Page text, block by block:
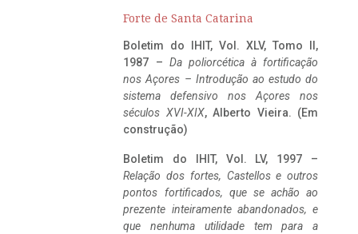
Forte de Santa Catarina
Boletim do IHIT, Vol. XLV, Tomo II,
1987 – Da poliorcética à fortificação
nos Açores – Introdução ao estudo do
sistema defensivo nos Açores nos
séculos XVI-XIX, Alberto Vieira. (Em
construção)
Boletim do IHIT, Vol. LV, 1997 –
Relação dos fortes, Castellos e outros
pontos fortificados, que se achão ao
prezente inteiramente abandonados, e
que nenhuma utilidade tem para a